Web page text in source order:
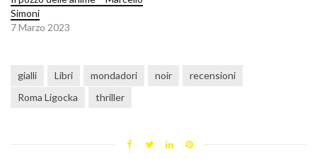
Simoni
7 Marzo 2023
gialli Libri mondadori noir
recensioni
Roma Ligocka
thriller